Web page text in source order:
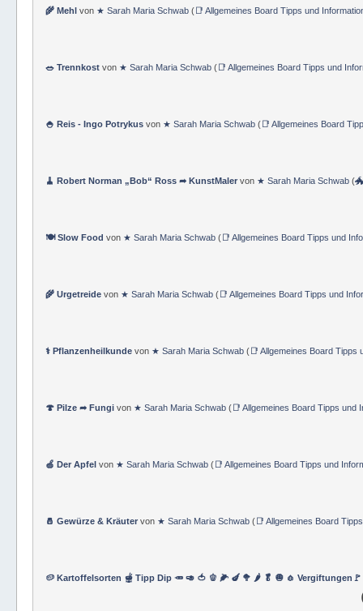
🌾 Mehlvon ★ Sarah Maria Schwab (📑 Allgemeines Board Tipps und
🥗 Trennkost von ★ Sarah Maria Schwab (📑 Allgemeines Board Tipps und
🍚 Reis - Ingo Potrykus von ★ Sarah Maria Schwab (📑 Allgemeines Board
🧹 Robert Norman „Bob“ Ross ➦ KunstMaler von ★ Sarah Maria Schwab (
🍽 Slow Food von ★ Sarah Maria Schwab (📑 Allgemeines Board Tipps und
🌾 Urgetreide von ★ Sarah Maria Schwab (📑 Allgemeines Board Tipps und
⚕ Pflanzenheilkunde von ★ Sarah Maria Schwab (📑 Allgemeines Board Tipps
🍄 Pilze ➦ Fungi von ★ Sarah Maria Schwab (📑 Allgemeines Board Tipps und
🍏 Der Apfelvon ★ Sarah Maria Schwab (📑 Allgemeines Board Tipps und
🧂 Gewürze & Kräutervon ★ Sarah Maria Schwab (📑 Allgemeines Board
🥔 Kartoffelsorten 🫕 Tipp Dip 🥕 🥑 🍅 🫑 🌽 🍆 🥦 🌶 🥬 🧅 🧄